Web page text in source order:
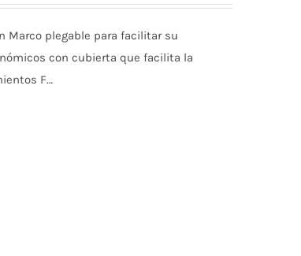
Marco plegable para facilitar su
con cubierta que facilita la
F…